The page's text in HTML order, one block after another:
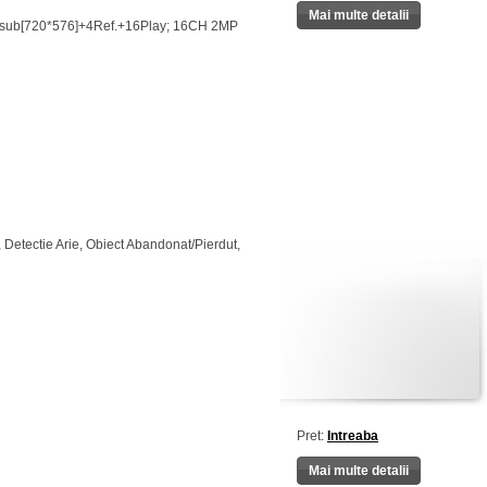
16CH 2MP
Arie, Obiect Abandonat/Pierdut,
Mai multe detalii
Pret: Intreaba
Mai multe detalii